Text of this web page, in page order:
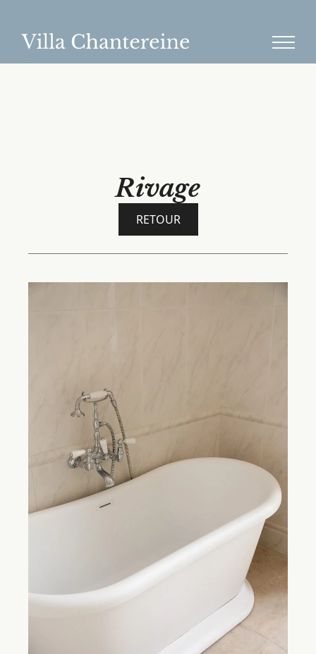
Rivage
RETOUR